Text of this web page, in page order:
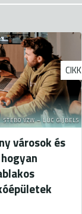
STEBO VZW – LUC GIJBELS
CIKK
városok és